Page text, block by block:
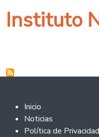
Instituto
Footer 2
Inicio
Noticias
Política de